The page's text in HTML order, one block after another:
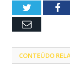
Twitter
Email
CONTEÚDO